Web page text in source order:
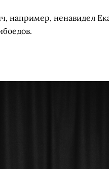
на­пример, ненавидел